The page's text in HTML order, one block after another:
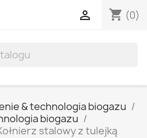
shopping_cart (0)

& technologia biogazu
biogazu
stalowy z tulejką